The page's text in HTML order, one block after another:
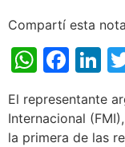
Compartí esta nota
El representante
Internacional
la primera de las